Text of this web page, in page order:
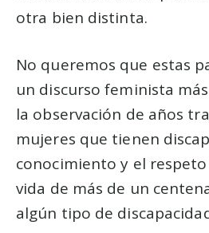
otra bien distinta.
No queremos que estas
un discurso feminista
la observación de años
mujeres que tienen
conocimiento y el
vida de más de un
algún tipo de